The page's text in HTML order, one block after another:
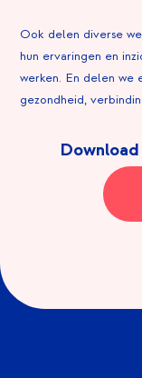
Ook delen diverse
hun ervaringen en
werken. En delen we
gezondheid,